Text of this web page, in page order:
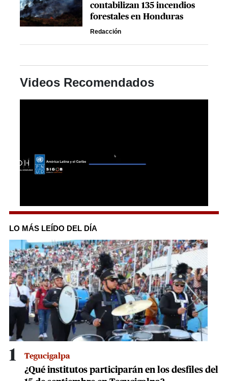
contabilizan 135 incendios
forestales en Honduras
Redacción
Videos Recomendados
0
of
2
minutes,
10
seconds
LO MÁS LEÍDO DEL DÍA
1 Tegucigalpa
¿Qué institutos participarán en los desfiles del